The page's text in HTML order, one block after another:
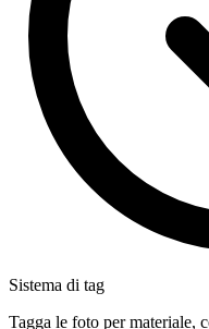
Sistema di tag
Tagga le foto per materiale,